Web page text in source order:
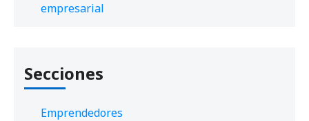
empresarial
Secciones
Emprendedores